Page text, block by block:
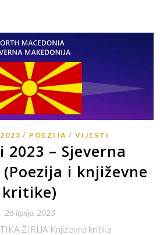
POEZIJA VIJESTI
2023 – Sjeverna
i književne
kritike)
26 lipnja, 2023
ŽIRIJA Književna kritika